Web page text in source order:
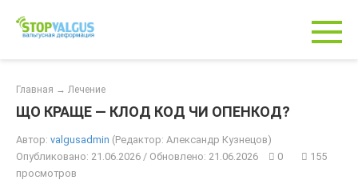
контенту
Главная → Лечение
ЩО КРАЩЕ — КЛОД КОД ЧИ ОПЕНКОД?
Автор: valgusadmin (Редактор: Александр Кузнецов)
Опубликовано: 21.06.2026 / Обновлено: 21.06.2026
0
155
просмотров